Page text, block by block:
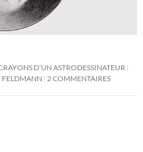
D’UN ASTRODESSINATEUR
FELDMANN 2 COMMENTAIRES